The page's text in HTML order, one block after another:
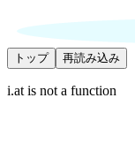
トップ 再読み込み
i.at is not a function